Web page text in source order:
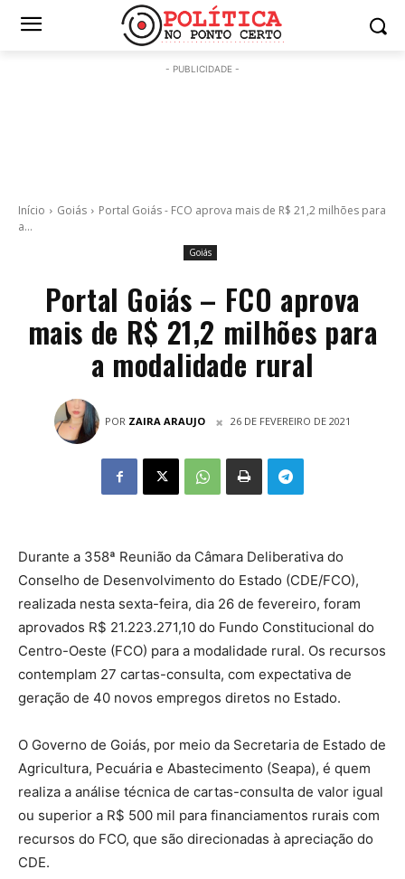
- PUBLICIDADE -
Início Goiás
Portal Goiás - FCO aprova mais de R$ 21,2 milhões para
a...
Goiás
Portal Goiás – FCO aprova
mais de R$ 21,2 milhões para
a modalidade rural
POR ZAIRA ARAUJO 26 DE FEVEREIRO DE 2021
Durante a 358ª Reunião da Câmara Deliberativa do
Conselho de Desenvolvimento do Estado (CDE/FCO),
realizada nesta sexta-feira, dia 26 de fevereiro, foram
aprovados R$ 21.223.271,10 do Fundo Constitucional do
Centro-Oeste (FCO) para a modalidade rural. Os recursos
contemplam 27 cartas-consulta, com expectativa de
geração de 40 novos empregos diretos no Estado.
O Governo de Goiás, por meio da Secretaria de Estado de
Agricultura, Pecuária e Abastecimento (Seapa), é quem
realiza a análise técnica de cartas-consulta de valor igual
ou superior a R$ 500 mil para financiamentos rurais com
recursos do FCO, que são direcionadas à apreciação do
CDE.